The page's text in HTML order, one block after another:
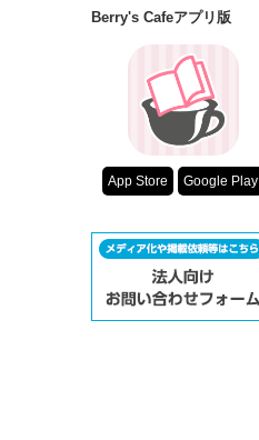
Berry's Cafeアプリ版
App Store Google Play